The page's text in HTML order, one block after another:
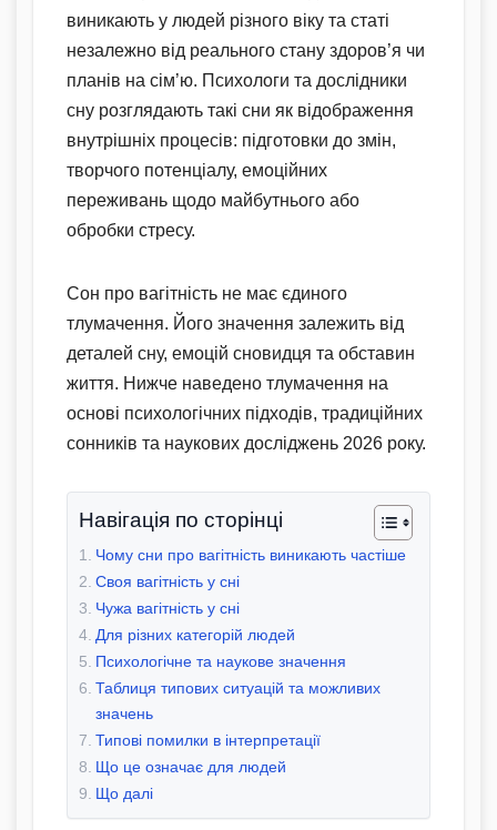
виникають у людей різного віку та статі
незалежно від реального стану здоров’я чи
планів на сім’ю. Психологи та дослідники
сну розглядають такі сни як відображення
внутрішніх процесів: підготовки до змін,
творчого потенціалу, емоційних
переживань щодо майбутнього або
обробки стресу.
Сон про вагітність не має єдиного
тлумачення. Його значення залежить від
деталей сну, емоцій сновидця та обставин
життя. Нижче наведено тлумачення на
основі психологічних підходів, традиційних
сонників та наукових досліджень 2026 року.
Навігація по сторінці
Чому сни про вагітність виникають частіше
Своя вагітність у сні
Чужа вагітність у сні
Для різних категорій людей
Психологічне та наукове значення
Таблиця типових ситуацій та можливих
значень
Типові помилки в інтерпретації
Що це означає для людей
Що далі